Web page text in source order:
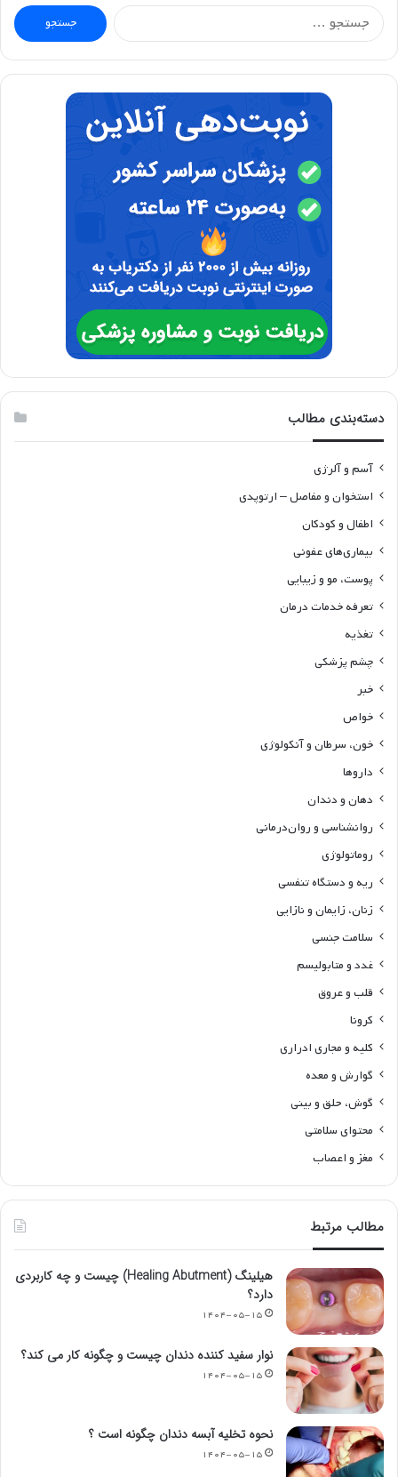
جستجو
برای:
دسته‌بندی مطالب
آسم و آلرژی
استخوان و مفاصل – ارتوپدی
اطفال و کودکان
بیماری‌های عفونی
پوست، مو و زیبایی
تعرفه خدمات درمان
تغذیه
چشم پزشکی
خبر
خواص
خون، سرطان و آنکولوژی
داروها
دهان و دندان
روانشناسی و روان‌درمانی
روماتولوژی
ریه و دستگاه تنفسی
زنان، زایمان و نازایی
سلامت جنسی
غدد و متابولیسم
قلب و عروق
کرونا
کلیه و مجاری ادراری
گوارش و معده
گوش، حلق و بینی
محتوای سلامتی
مغز و اعصاب
مطالب مرتبط
هیلینگ (Healing Abutment) چیست و چه کاربردی
دارد؟
۱۴۰۴-۰۵-۱۵
نوار سفید کننده دندان چیست و چگونه کار می کند؟
۱۴۰۴-۰۵-۱۵
نحوه تخلیه آبسه دندان چگونه است ؟
۱۴۰۴-۰۵-۱۵